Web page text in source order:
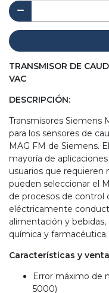
TRANSMISOR DE
VAC
DESCRIPCIÓN:
Transmisores Siemens
para los sensores de
MAG FM de Siemens.
mayoría de
usuarios que requieren
pueden seleccionar el
de procesos de control
eléctricamente
alimentación y
química y farmacéutica.
Características y
Error máximo de
5000)